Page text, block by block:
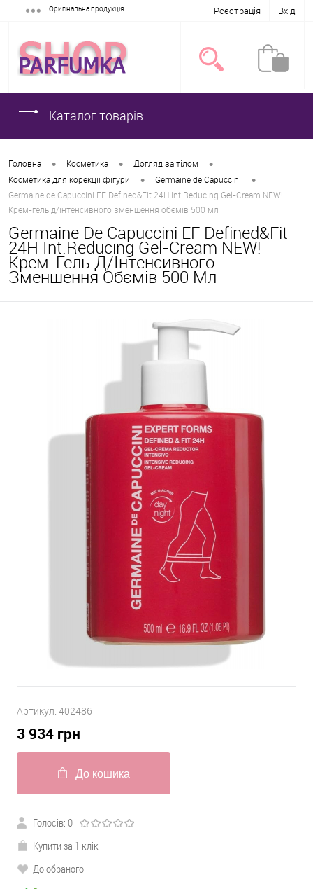
Оригінальна продукція Реєстрація Вхід
Каталог товарів
Головна • Косметика • Догляд за тілом •
Косметика для корекції фігури • Germaine de Capuccini •
Germaine de Capuccini EF Defined&Fit 24H Int.Reducing Gel-Cream NEW!
Крем-гель д/інтенсивного зменшення обємів 500 мл
Germaine De Capuccini EF Defined&Fit
24H Int.Reducing Gel-Cream NEW!
Крем-Гель Д/інтенсивного
Зменшення Обємів 500 Мл
Артикул: 402486
3 934 грн
До кошика
Голосів: 0
Купити за 1 клік
До обраного